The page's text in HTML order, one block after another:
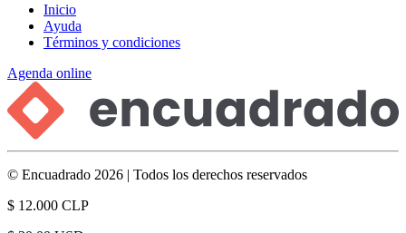
Inicio
Ayuda
Términos y condiciones
Agenda online
© Encuadrado 2026 | Todos los derechos reservados
$ 12.000 CLP